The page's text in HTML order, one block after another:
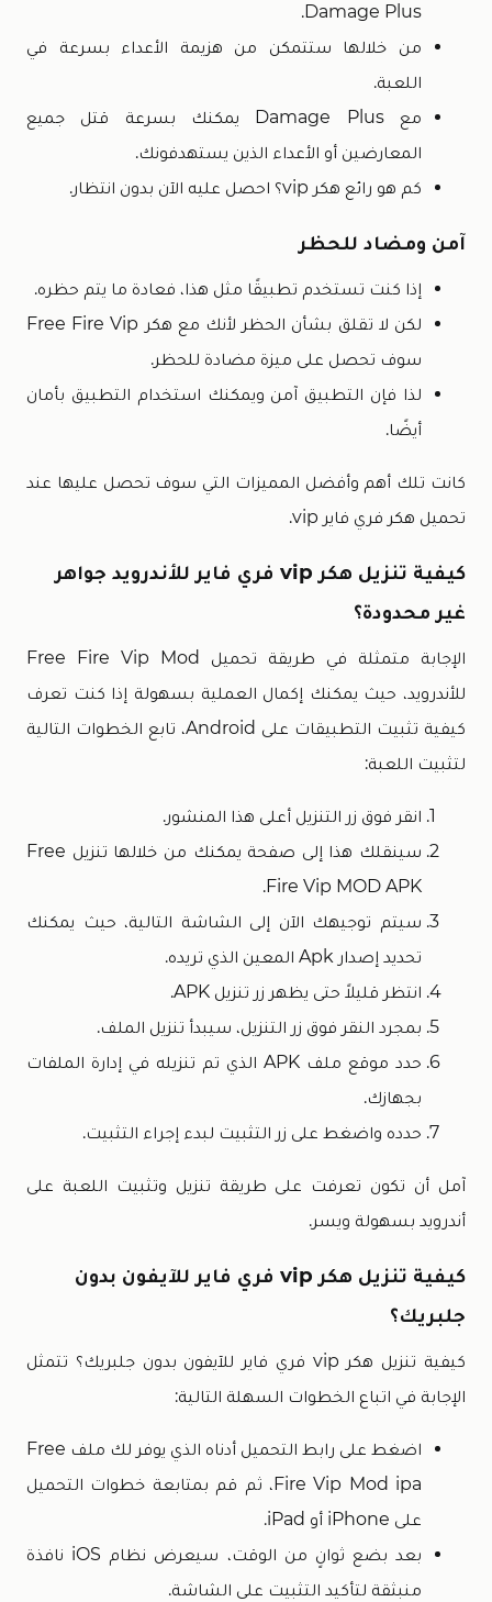
Damage Plus.
من خلالها ستتمكن من هزيمة الأعداء بسرعة في
اللعبة.
مع Damage Plus يمكنك بسرعة قتل جميع
المعارضين أو الأعداء الذين يستهدفونك.
كم هو رائع هكر vip؟ احصل عليه الآن بدون انتظار.
آمن ومضاد للحظر
إذا كنت تستخدم تطبيقًا مثل هذا، فعادة ما يتم حظره.
لكن لا تقلق بشأن الحظر لأنك مع هكر Free Fire Vip
سوف تحصل على ميزة مضادة للحظر.
لذا فإن التطبيق آمن ويمكنك استخدام التطبيق بأمان
أيضًا.
كانت تلك أهم وأفضل المميزات التي سوف تحصل عليها عند
تحميل هكر فري فاير vip.
كيفية تنزيل هكر vip فري فاير للأندرويد جواهر
غير محدودة؟
الإجابة متمثلة في طريقة تحميل Free Fire Vip Mod
للأندرويد، حيث يمكنك إكمال العملية بسهولة إذا كنت تعرف
كيفية تثبيت التطبيقات على Android، تابع الخطوات التالية
لتثبيت اللعبة:
انقر فوق زر التنزيل أعلى هذا المنشور.
سينقلك هذا إلى صفحة يمكنك من خلالها تنزيل Free
Fire Vip MOD APK.
سيتم توجيهك الآن إلى الشاشة التالية، حيث يمكنك
تحديد إصدار Apk المعين الذي تريده.
انتظر قليلاً حتى يظهر زر تنزيل APK.
بمجرد النقر فوق زر التنزيل، سيبدأ تنزيل الملف.
حدد موقع ملف APK الذي تم تنزيله في إدارة الملفات
بجهازك.
حدده واضغط على زر التثبيت لبدء إجراء التثبيت.
آمل أن تكون تعرفت على طريقة تنزيل وتثبيت اللعبة على
أندرويد بسهولة ويسر.
كيفية تنزيل هكر vip فري فاير للآيفون بدون
جلبريك؟
كيفية تنزيل هكر vip فري فاير للآيفون بدون جلبريك؟ تتمثل
الإجابة في اتباع الخطوات السهلة التالية:
اضغط على رابط التحميل أدناه الذي يوفر لك ملف Free
Fire Vip Mod ipa، ثم قم بمتابعة خطوات التحميل
على iPhone أو iPad.
بعد بضع ثوانٍ من الوقت، سيعرض نظام iOS نافذة
منبثقة لتأكيد التثبيت على الشاشة.